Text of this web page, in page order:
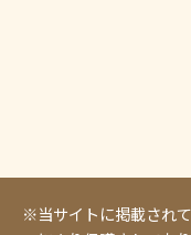
※当サイトに掲載され